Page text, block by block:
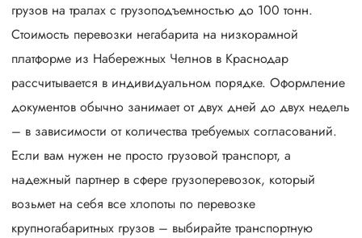
грузов на тралах с грузоподъемностью до 100 тонн.
Стоимость перевозки негабарита на низкорамной
платформе из Набережных Челнов в Краснодар
рассчитывается в индивидуальном порядке. Оформление
документов обычно занимает от двух дней до двух недель
– в зависимости от количества требуемых согласований.
Если вам нужен не просто грузовой транспорт, а
надежный партнер в сфере грузоперевозок, который
возьмет на себя все хлопоты по перевозке
крупногабаритных грузов – выбирайте транспортную